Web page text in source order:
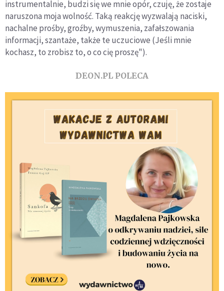
instrumentalnie, budzi się we mnie opór, czuję, że zostaje
naruszona moja wolność. Taką reakcję wyzwalają naciski,
nachalne prośby, groźby, wymuszenia, zafałszowania
informacji, szantaże, także te uczuciowe (Jeśli mnie
kochasz, to zrobisz to, o co cię proszę").
DEON.PL POLECA